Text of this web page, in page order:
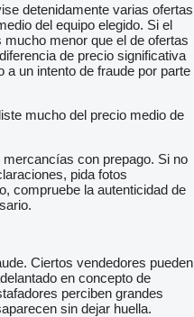
detenidamente varias ofertas
del equipo elegido. Si el
menor que el de ofertas
de precio significativa
a un intento de fraude por parte
mucho del precio medio de
con prepago. Si no
pida fotos
compruebe la autenticidad de
Ciertos vendedores pueden
en concepto de
perciben grandes
sin dejar huella.